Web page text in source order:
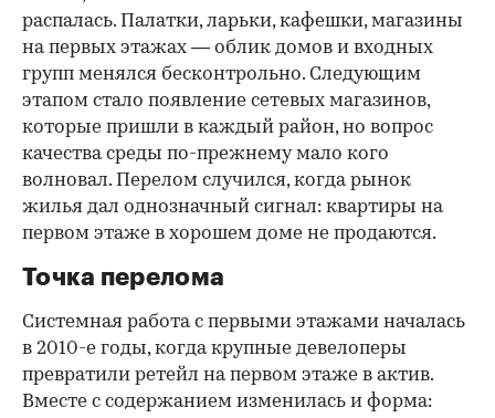
распалась. Палатки, ларьки, кафешки, магазины
на первых этажах — облик домов и входных
групп менялся бесконтрольно. Следующим
этапом стало появление сетевых магазинов,
которые пришли в каждый район, но вопрос
качества среды по-прежнему мало кого
волновал. Перелом случился, когда рынок
жилья дал однозначный сигнал: квартиры на
первом этаже в хорошем доме не продаются.
Точка перелома
Системная работа с первыми этажами началась
в 2010-е годы, когда крупные девелоперы
превратили ретейл на первом этаже в актив.
Вместе с содержанием изменилась и форма: